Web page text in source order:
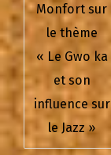
Monfort sur
le thème
« Le Gwo ka
et son
influence sur
le Jazz »